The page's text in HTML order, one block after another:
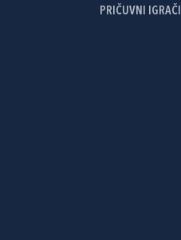
PRIČUVNI IGRAČI